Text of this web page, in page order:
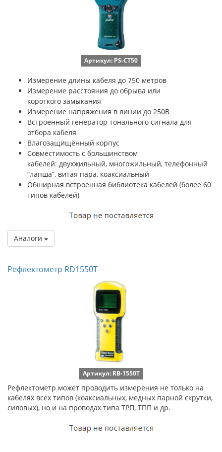
Артикул: PS-CT50
Измерение длины кабеля до 750 метров
Измерение расстояния до обрыва или
короткого замыкания
Измерение напряжения в линии до 250В
Встроенный генератор тонального сигнала для
отбора кабеля
Влагозащищённый корпус
Совместимость с большинством
кабелей: двухжильный, многожильный, телефонный
“лапша”, витая пара, коаксиальный
Обширная встроенная библиотека кабелей (более 60
типов кабелей)
Аналоги
Рефлектометр RD1550T
Артикул: RB-1550T
Рефлектометр может проводить измерения не только на
кабелях всех типов (коаксиальных, медных парной скрутки,
силовых), но и на проводах типа ТРП, ТПП и др.